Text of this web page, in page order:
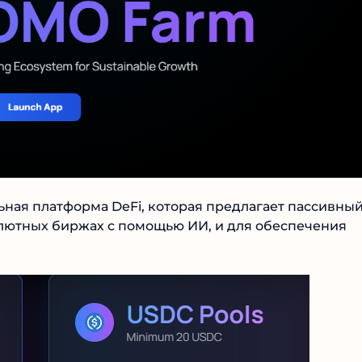
платформа DeFi, которая предлагает
биржах с помощью ИИ, и для обеспечения